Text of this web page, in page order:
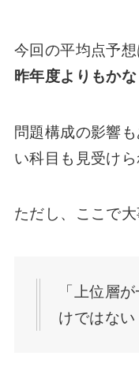
今回の平均点予
昨年度よりもか
問題構成の影響
い科目も見受けら
ただし、ここで大
「上位層
けではない